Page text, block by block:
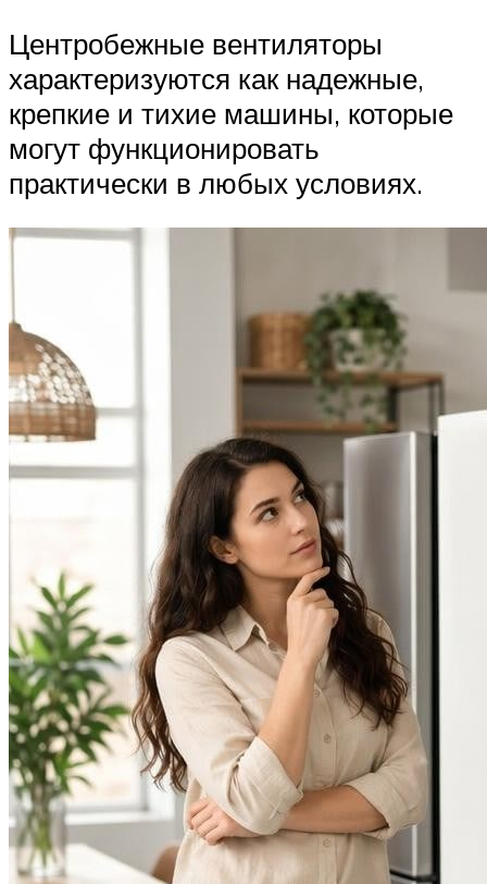
Центробежные вентиляторы
характеризуются как надежные,
крепкие и тихие машины, которые
могут функционировать
практически в любых условиях.